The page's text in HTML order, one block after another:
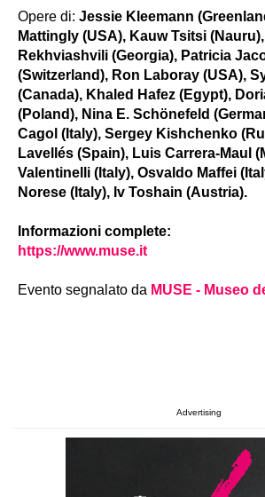
Opere di: Jessie Kleemann
Mattingly (USA), Kauw Tsitsi
Rekhviashvili (Georgia), Patricia
(Switzerland), Ron Laboray (USA),
(Canada), Khaled Hafez (Egypt),
(Poland), Nina E. Schönefeld
Cagol (Italy), Sergey Kishchenko
Lavellés (Spain), Luis Carrera-Maul
Valentinelli (Italy), Osvaldo Maffei
Norese (Italy), Iv Toshain (Austria).
Informazioni complete:
https://www.muse.it
Evento segnalato da MUSE - Museo
Advertising